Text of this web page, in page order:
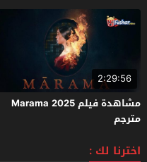
2:29:56
مشاهدة فيلم Marama 2025
مترجم
اخترنا لك :